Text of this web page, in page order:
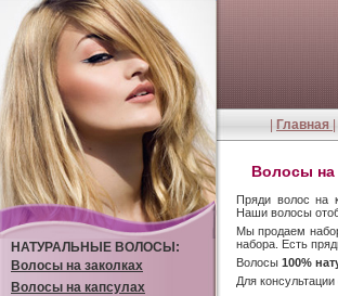
Главная
НАТУРАЛЬНЫЕ ВОЛОСЫ:
Волосы на заколках
Волосы на капсулах
Волосы на
Пряди волос на
Наши волосы
Мы продаем
набора. Есть
Волосы 100%
Для